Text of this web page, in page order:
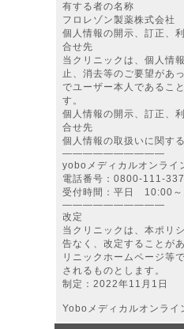
有する者の名称
フロレゾン製薬株式会社
個人情報の開示、訂正、
合せ先
当クリニックは、個人情
止、消去等のご要望があ
でユーザー本人であるこ
す。
個人情報の開示、訂正、
合せ先
個人情報の取扱いに関す
――――――――――
yoboメディカルオンライ
電話番号：0800-111-
受付時間：平日 10:00
――――――――――
改定
当クリニックは、本ポリ
告なく、改定することが
リニックホームページ等
されるものとします。
制定：2022年11月1日
Yoboメディカルオンライ